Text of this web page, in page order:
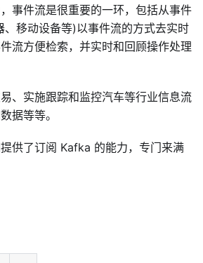
事件流是很重要的一环，包括从事件
、移动设备等)以事件流的方式去实时
流方便检索，并实时和回顾操作处理
、实施跟踪和监控汽车等行业信息流
据等等。
供了订阅 Kafka 的能力，专门来满